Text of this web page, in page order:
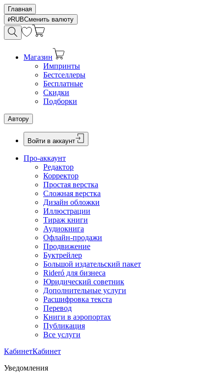
Главная
RUBСменить валюту
Магазин
Импринты
Бестселлеры
Бесплатные
Скидки
Подборки
Автору
Войти в аккаунт
Про-аккаунт
Редактор
Корректор
Простая верстка
Сложная верстка
Дизайн обложки
Иллюстрации
Тираж книги
Аудиокнига
Офлайн-продажи
Продвижение
Буктрейлер
Большой издательский пакет
Rideró для бизнеса
Юридический советник
Дополнительные услуги
Расшифровка текста
Перевод
Книги в аэропортах
Публикация
Все услуги
КабинетКабинет
Уведомления